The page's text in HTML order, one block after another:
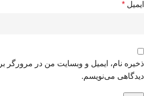
ایمیل *
ذخیره نام، ایمیل و وبسایت من در مرورگر
دیدگاهی می‌نویسم.